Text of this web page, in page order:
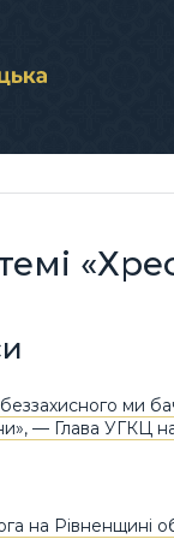
беззахисного ми
— Глава УГКЦ
на Рівненщині